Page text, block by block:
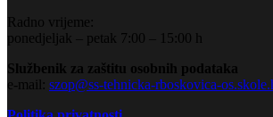
Radno vrijeme:
ponedjeljak – petak 7:00 – 15:00 h
Službenik za zaštitu osobnih podataka
e-mail: szop@ss-tehnicka-rboskovica-